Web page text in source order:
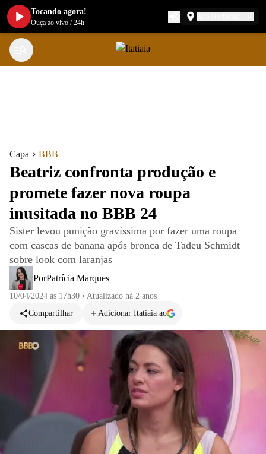
Capa BBB
Beatriz confronta produção e
promete fazer nova roupa
inusitada no BBB 24
Sister levou punição gravíssima por fazer uma roupa
com cascas de banana após bronca de Tadeu Schmidt
sobre look com laranjas
PorPatrícia Marques
10/04/2024 às 17h30 • Atualizado há 2 anos
Compartilhar
Adicionar Itatiaia ao
Tocando agora!
Ouça ao vivo /24h